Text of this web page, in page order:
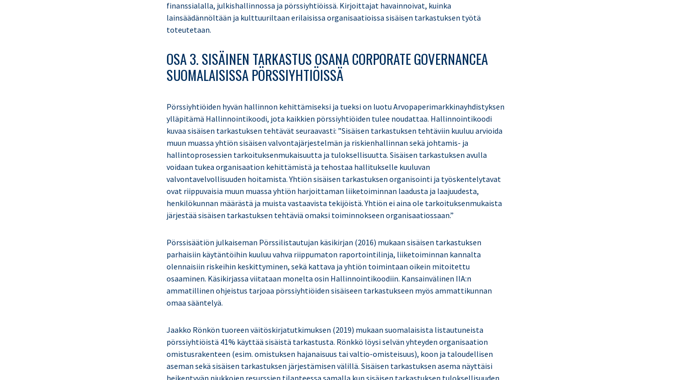
finanssialalla, julkishallinnossa ja pörssiyhtiöissä. Kirjoittajat havainnoivat, kuinka
lainsäädännöltään ja kulttuuriltaan erilaisissa organisaatioissa sisäisen tarkastuksen työtä
toteutetaan.
OSA 3. SISÄINEN TARKASTUS OSANA CORPORATE GOVERNANCEA
SUOMALAISISSA PÖRSSIYHTIÖISSÄ
Pörssiyhtiöiden hyvän hallinnon kehittämiseksi ja tueksi on luotu Arvopaperimarkkinayhdistyksen
ylläpitämä Hallinnointikoodi, jota kaikkien pörssiyhtiöiden tulee noudattaa. Hallinnointikoodi
kuvaa sisäisen tarkastuksen tehtävät seuraavasti: ”Sisäisen tarkastuksen tehtäviin kuuluu arvioida
muun muassa yhtiön sisäisen valvontajärjestelmän ja riskienhallinnan sekä johtamis- ja
hallintoprosessien tarkoituksenmukaisuutta ja tuloksellisuutta. Sisäisen tarkastuksen avulla
voidaan tukea organisaation kehittämistä ja tehostaa hallitukselle kuuluvan
valvontavelvollisuuden hoitamista. Yhtiön sisäisen tarkastuksen organisointi ja työskentelytavat
ovat riippuvaisia muun muassa yhtiön harjoittaman liiketoiminnan laadusta ja laajuudesta,
henkilökunnan määrästä ja muista vastaavista tekijöistä. Yhtiön ei aina ole tarkoituksenmukaista
järjestää sisäisen tarkastuksen tehtäviä omaksi toiminnokseen organisaatiossaan.”
Pörssisäätiön julkaiseman Pörssilistautujan käsikirjan (2016) mukaan sisäisen tarkastuksen
parhaisiin käytäntöihin kuuluu vahva riippumaton raportointilinja, liiketoiminnan kannalta
olennaisiin riskeihin keskittyminen, sekä kattava ja yhtiön toimintaan oikein mitoitettu
osaaminen. Käsikirjassa viitataan monelta osin Hallinnointikoodiin. Kansainvälinen IIA:n
ammatillinen ohjeistus tarjoaa pörssiyhtiöiden sisäiseen tarkastukseen myös ammattikunnan
omaa sääntelyä.
Jaakko Rönkön tuoreen väitöskirjatutkimuksen (2019) mukaan suomalaisista listautuneista
pörssiyhtiöistä 41% käyttää sisäistä tarkastusta. Rönkkö löysi selvän yhteyden organisaation
omistusrakenteen (esim. omistuksen hajanaisuus tai valtio-omisteisuus), koon ja taloudellisen
aseman sekä sisäisen tarkastuksen järjestämisen välillä. Sisäisen tarkastuksen asema näyttäisi